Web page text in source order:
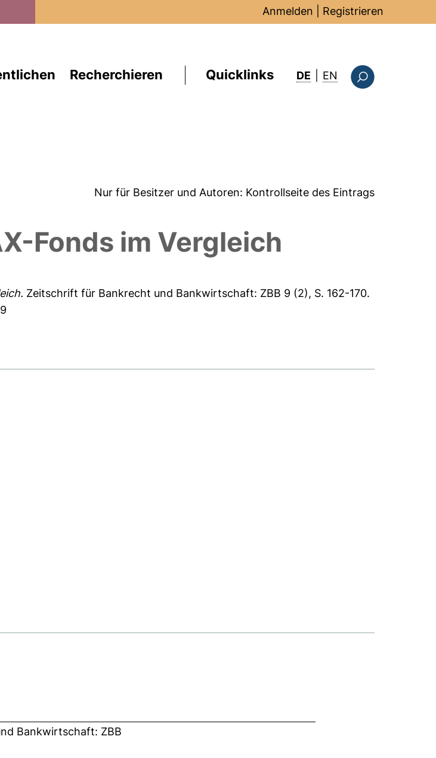
Anmelden Registrieren
Recherchieren Quicklinks DE EN : this page in
Nur für Besitzer und Autoren: Kontrollseite des Eintrags
Fonds im Vergleich
Zeitschrift für Bankrecht und Bankwirtschaft: ZBB 9 (2), S. 162-170.
Bankwirtschaft: ZBB